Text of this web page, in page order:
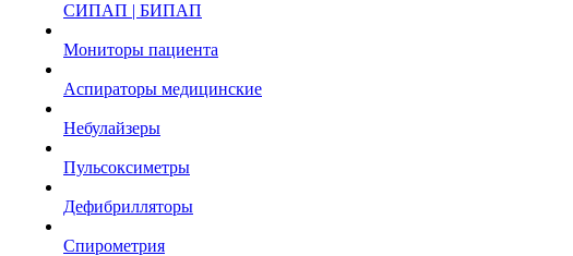
СИПАП | БИПАП
Мониторы пациента
Аспираторы медицинские
Небулайзеры
Пульсоксиметры
Дефибрилляторы
Спирометрия